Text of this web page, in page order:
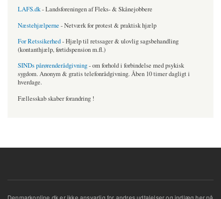
LAFS.dk- Landsforeningen af Fleks- & Skånejobbere
Næstehjælperne - Netværk for protest & praktisk hjælp
For Retssikerhed- Hjælp til retssager & ulovlig sagsbehandling
(kontanthjælp, førtidspension m.fl.)
SINDs pårørenderådgivning- om forhold i forbindelse med psykisk
sygdom. Anonym & gratis telefonrådgivning. Åben 10 timer dagligt i
hverdage.
Fællesskab skaber forandring !
Denmarkonline.dk er ikke ansvarlig for andres udtalelser og indlæg her på